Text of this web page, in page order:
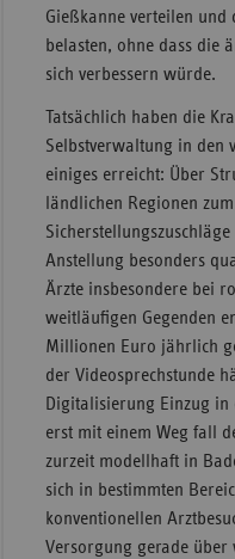
Gießkanne verteilen und
belasten, ohne dass die
sich verbessern würde.
Tatsächlich haben die
Selbstverwaltung in den
einiges erreicht: Über
ländlichen Regionen
Anstellung besonders
Ärzte insbesondere bei
weitläufigen Gegenden
Millionen Euro jährlich
der Videosprechstunde
Digitalisierung Einzug in
erst mit einem Weg fall
zurzeit modellhaft in
sich in bestimmten
konventionellen
Versorgung gerade über